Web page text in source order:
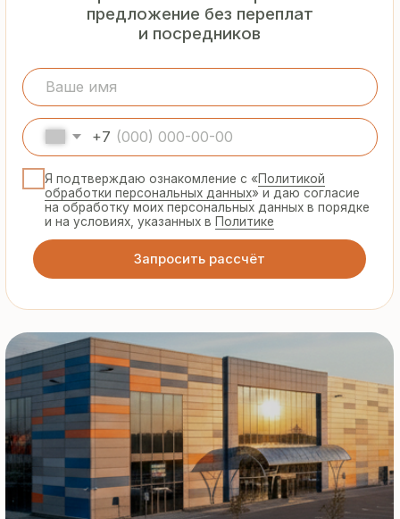
Сертифицированная
продукция
Все сэндвич-панели и профнастил
стандартам качества
Гарантия
от производителя
Предоставляем официальную гарантию
на материалы и подтверждаем
надёжность каждой партии
termopanel-m@mail.ru
8 495 055 96 59